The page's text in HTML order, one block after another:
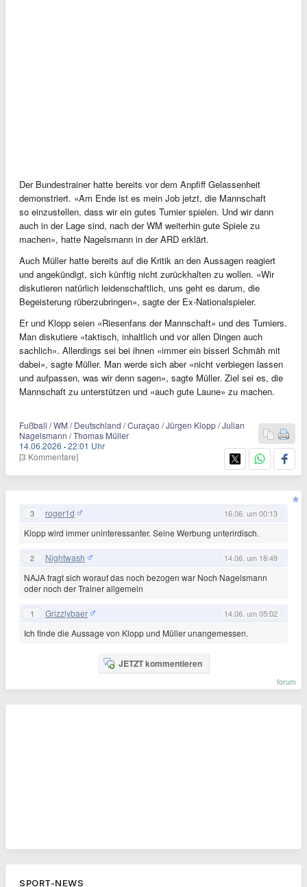
Der Bundestrainer hatte bereits vor dem Anpfiff Gelassenheit
demonstriert. «Am Ende ist es mein Job jetzt, die Mannschaft
so einzustellen, dass wir ein gutes Turnier spielen. Und wir dann
auch in der Lage sind, nach der WM weiterhin gute Spiele zu
machen», hatte Nagelsmann in der ARD erklärt.
Auch Müller hatte bereits auf die Kritik an den Aussagen reagiert
und angekündigt, sich künftig nicht zurückhalten zu wollen. «Wir
diskutieren natürlich leidenschaftlich, uns geht es darum, die
Begeisterung rüberzubringen», sagte der Ex-Nationalspieler.
Er und Klopp seien «Riesenfans der Mannschaft» und des Turniers.
Man diskutiere «taktisch, inhaltlich und vor allen Dingen auch
sachlich». Allerdings sei bei ihnen «immer ein bisserl Schmäh mit
dabei», sagte Müller. Man werde sich aber «nicht verbiegen lassen
und aufpassen, was wir denn sagen», sagte Müller. Ziel sei es, die
Mannschaft zu unterstützen und «auch gute Laune» zu machen.
Fußball / WM / Deutschland / Curaçao / Jürgen Klopp / Julian
Nagelsmann / Thomas Müller
14.06.2026 ·22:01 Uhr
[3 Kommentare]
3 roger1d 16.06. um 00:13
Klopp wird immer uninteressanter. Seine Werbung unterirdisch.
2 Nightwash 14.06. um 18:49
NAJA fragt sich worauf das noch bezogen war Noch Nagelsmann
oder noch der Trainer allgemein
1 Grizzlybaer 14.06. um 05:02
Ich finde die Aussage von Klopp und Müller unangemessen.
JETZT kommentieren
forum
SPORT-NEWS